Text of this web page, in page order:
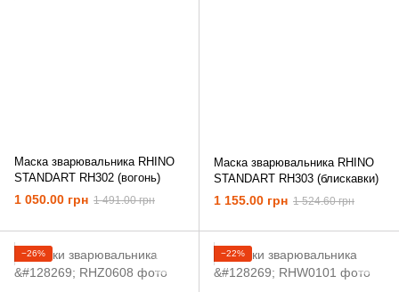
Маска зварювальника RHINO
STANDART RH302 (вогонь)
1 050.00 грн 1 491.00 грн
Маска зварювальника RHINO
STANDART RH303 (блискавки)
1 155.00 грн 1 524.60 грн
−26% −22%